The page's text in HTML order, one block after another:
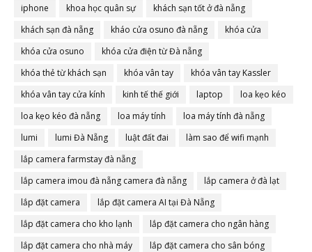
iphone
khoa học quân sự
khách sạn tốt ở đà nẵng
khách sạn đà nẵng
kháo cửa osuno đà nẵng
khóa cửa
khóa cửa osuno
khóa cửa điện từ Đà nẵng
khóa thẻ từ khách sạn
khóa vân tay
khóa vân tay Kassler
khóa vân tay cửa kính
kinh tế thế giới laptop
loa kẹo kéo
loa kẹo kéo đà nẵng
loa máy tính
loa máy tính đà nẵng
lumi
lumi Đà Nẵng luật đất đai
làm sao để wifi mạnh
lắp camera farmstay đà nẵng
lắp camera imou đà nẵng camera đà nẵng
lắp camera ở đà lạt
lắp đặt camera
lắp đặt camera AI tại Đà Nẵng
lắp đặt camera cho kho lạnh
lắp đặt camera cho ngân hàng
lắp đặt camera cho nhà máy
lắp đặt camera cho sân bóng